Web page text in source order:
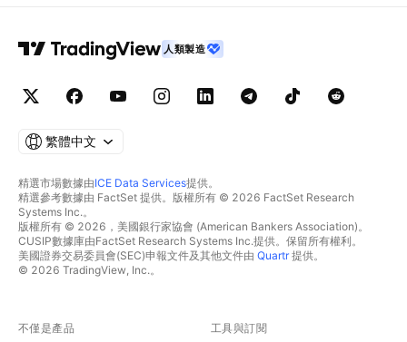
人類製造
繁體中文
精選市場數據由ICE Data Services提供。
精選參考數據由 FactSet 提供。版權所有 © 2026 FactSet Research
Systems Inc.。
版權所有 © 2026，美國銀行家協會 (American Bankers Association)。
CUSIP數據庫由FactSet Research Systems Inc.提供。保留所有權利。
美國證券交易委員會(SEC)申報文件及其他文件由 Quartr提供。
© 2026 TradingView, Inc.。
不僅是產品 工具與訂閱